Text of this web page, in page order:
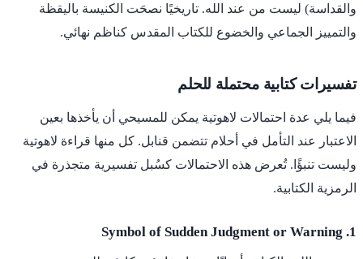
والقداسة) ليست من عند الله. تاريخيًا نصحَت الكنيسة باليقظة
والتمييز الجماعي والخضوع للكتاب المقدس كناظم نهائي.
تفسيرات كتابية محتملة للحلم
فيما يلي عدة احتمالات لاهوتية يمكن للمسيحي أن يأخذها بعين
الاعتبار عند التأمل في أحلام تتضمن قنابل. كل منها قراءة لاهوتية
وليست تنبؤًا. تُعرض هذه الاحتمالات كسُبل تفسيرية متجذرة في
الرمزية الكتابية.
1. Symbol of Sudden Judgment or Warning